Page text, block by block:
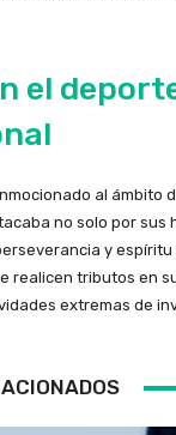
el
al ámbito
no solo por sus
y espíritu
realicen tributos en
extremas de